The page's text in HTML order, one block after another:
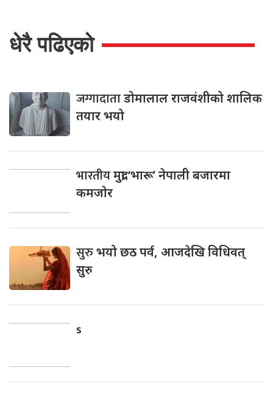
धेरै पढिएको
जग्गादाताडोमालाल राजवंशीको शालिक
तयार भयो
भारतीयमुद्रा ‘भारू’ नेपाली बजारमा
कमजाेर
सुरुभयो छठ पर्व, आजदेखि विधिवत्
सुरु
s